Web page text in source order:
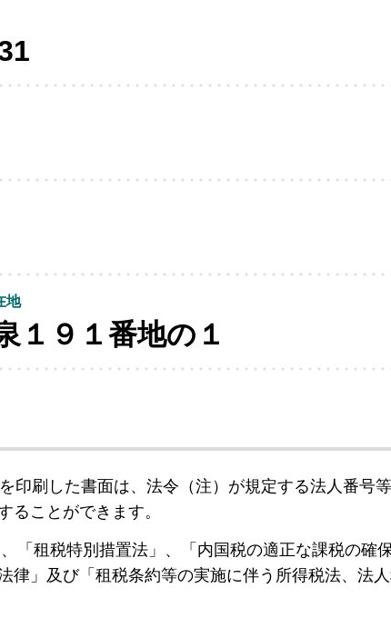
地
１９１番地の１
印刷した書面は、法令（注）が規定する法人番号
ることができます。
、「租税特別措置法」、「内国税の適正な課税の確
律」及び「租税条約等の実施に伴う所得税法、法